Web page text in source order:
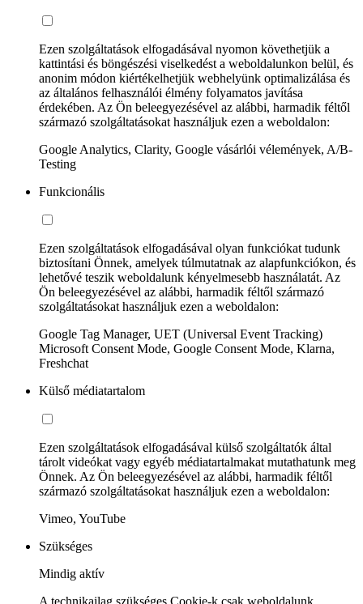
Ezen szolgáltatások elfogadásával nyomon követhetjük a
kattintási és böngészési viselkedést a weboldalunkon belül, és
anonim módon kiértékelhetjük webhelyünk optimalizálása és
az általános felhasználói élmény folyamatos javítása
érdekében. Az Ön beleegyezésével az alábbi, harmadik féltől
származó szolgáltatásokat használjuk ezen a weboldalon:
Google Analytics, Clarity, Google vásárlói vélemények, A/B-
Testing
Funkcionális
Ezen szolgáltatások elfogadásával olyan funkciókat tudunk
biztosítani Önnek, amelyek túlmutatnak az alapfunkciókon, és
lehetővé teszik weboldalunk kényelmesebb használatát. Az
Ön beleegyezésével az alábbi, harmadik féltől származó
szolgáltatásokat használjuk ezen a weboldalon:
Google Tag Manager, UET (Universal Event Tracking)
Microsoft Consent Mode, Google Consent Mode, Klarna,
Freshchat
Külső médiatartalom
Ezen szolgáltatások elfogadásával külső szolgáltatók által
tárolt videókat vagy egyéb médiatartalmakat mutathatunk meg
Önnek. Az Ön beleegyezésével az alábbi, harmadik féltől
származó szolgáltatásokat használjuk ezen a weboldalon:
Vimeo, YouTube
Szükséges
Mindig aktív
A technikailag szükséges Cookie-k csak weboldalunk